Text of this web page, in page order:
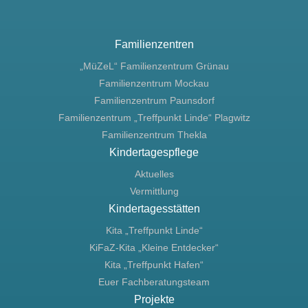
Familienzentren
„MüZeL“ Familienzentrum Grünau
Familienzentrum Mockau
Familienzentrum Paunsdorf
Familienzentrum „Treffpunkt Linde“ Plagwitz
Familienzentrum Thekla
Kindertagespflege
Aktuelles
Vermittlung
Kindertagesstätten
Kita „Treffpunkt Linde“
KiFaZ-Kita „Kleine Entdecker“
Kita „Treffpunkt Hafen“
Euer Fachberatungsteam
Projekte